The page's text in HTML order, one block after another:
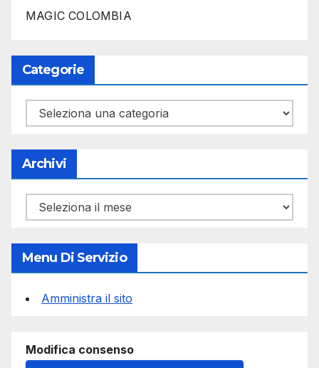
MAGIC COLOMBIA
Categorie
Categorie
Archivi
Archivi
Menu Di Servizio
Amministra il sito
Modifica consenso